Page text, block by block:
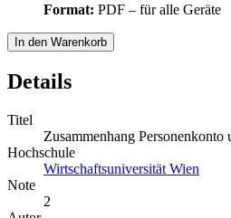
Format: PDF – für alle Geräte
In den Warenkorb
Details
Titel
Zusammenhang Personenkonto
Hochschule
Wirtschaftsuniversität Wien
Note
2